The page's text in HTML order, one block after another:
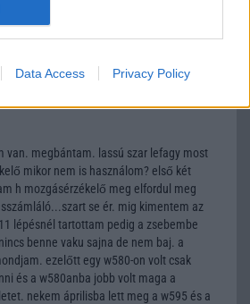
Data Access Privacy Policy
teszt/lg_kp500_renoir_kisoccse/bevezeto.
van. megbántam. lassú szar lefagy most
mikor nem is használom? első két
h mozgásérzékelő meg elfordul meg
se ér. mig kimentem az
lépésnél tartottam pedig a zsebembe
benne vaku sajna de nem baj. a
ezelőtt egy w580-on volt csak
és a w580anba jobb volt maga a
nekem áprilisba lett meg a w595 és a